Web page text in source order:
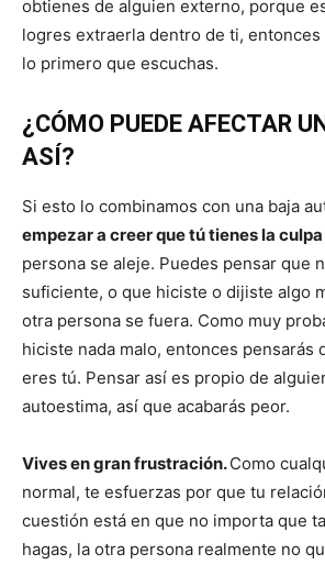
obtienes de alguien externo, porque
logres extraerla dentro de ti, entonces
lo primero que escuchas.
¿CÓMO PUEDE AFECTAR
ASÍ?
Si esto lo combinamos con una baja
empezar a creer que tú tienes la culpa
persona se aleje. Puedes pensar que
suficiente, o que hiciste o dijiste algo
otra persona se fuera. Como muy
hiciste nada malo, entonces pensarás
eres tú. Pensar así es propio de
autoestima, así que acabarás peor.
Vives en gran frustración.Como
normal, te esfuerzas por que tu
cuestión está en que no importa que
hagas, la otra persona realmente no